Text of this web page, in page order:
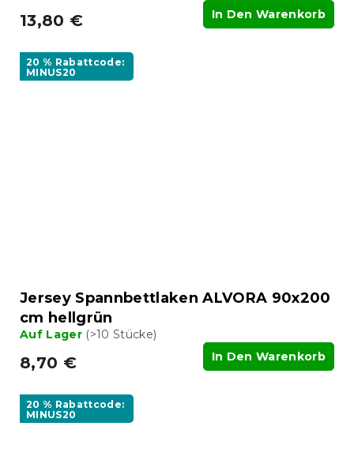
13,80 € In Den Warenkorb
20 % Rabattcode:
MINUS20
Jersey Spannbettlaken ALVORA 90x200
cm hellgrün
Auf Lager (>10 Stücke)
8,70 € In Den Warenkorb
20 % Rabattcode:
MINUS20